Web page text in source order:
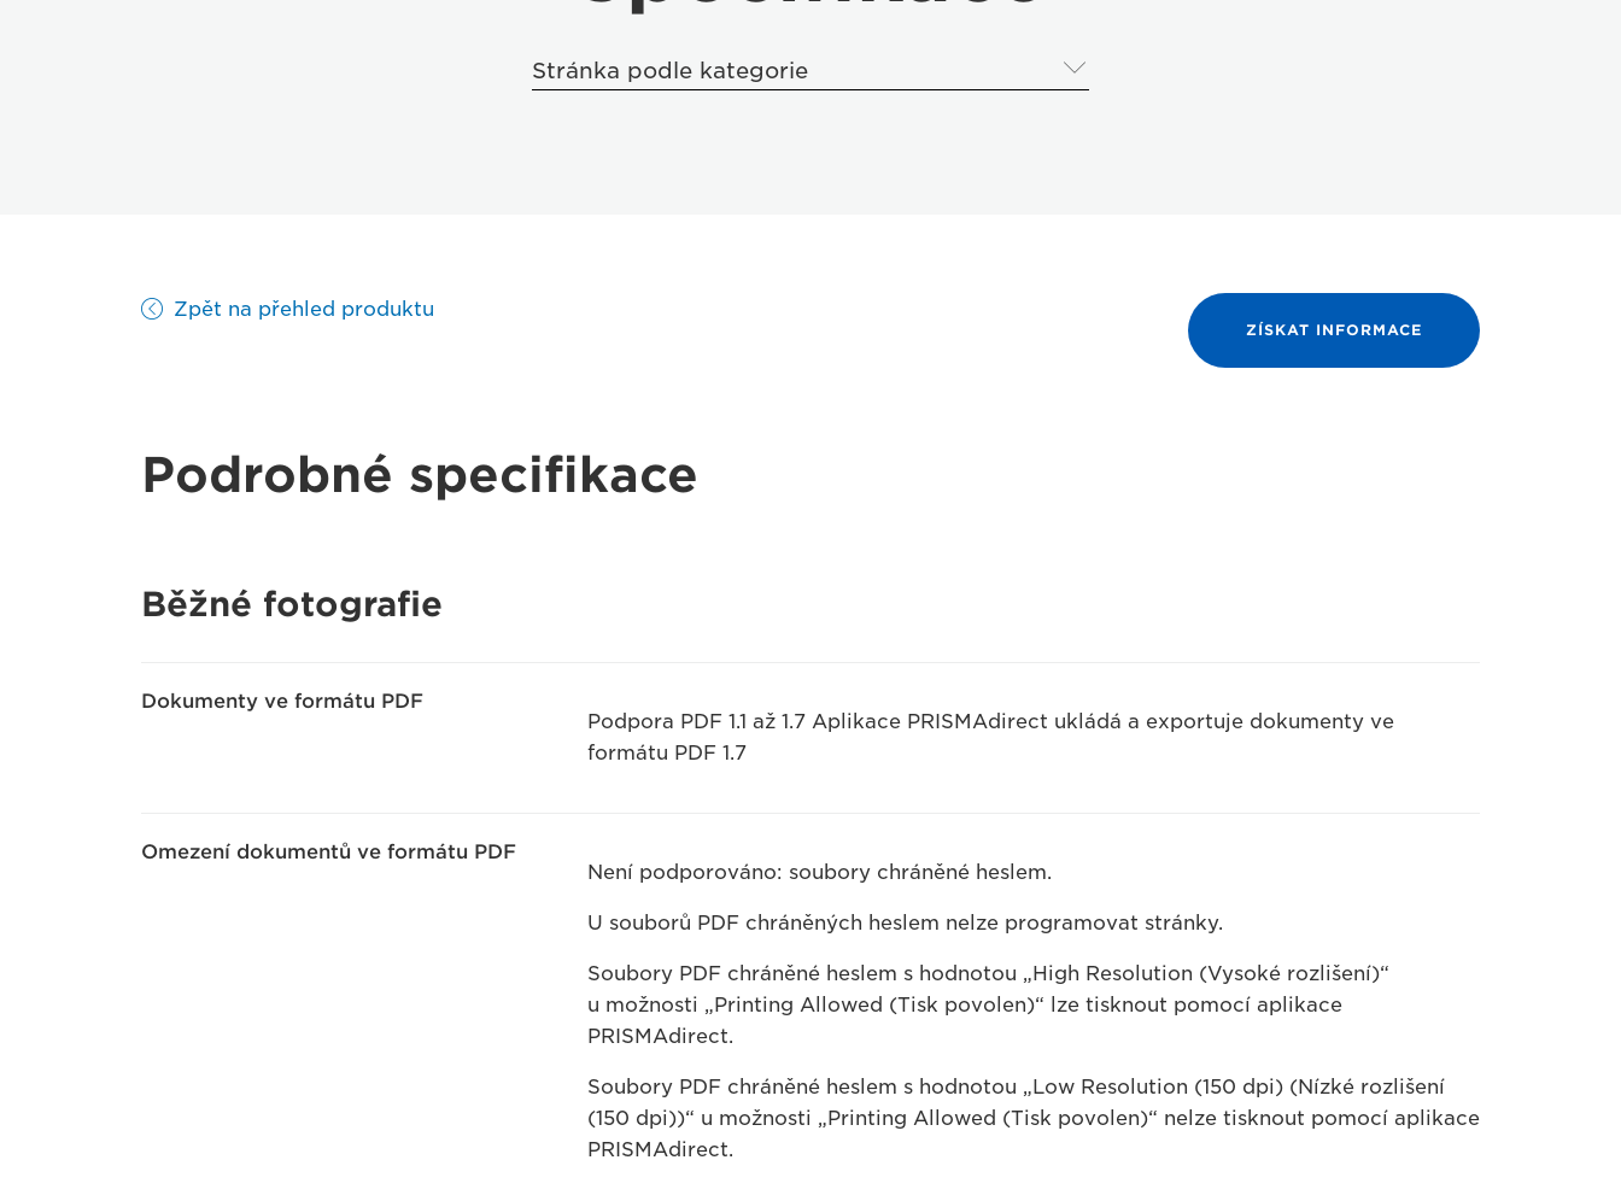
Stránka podle kategorie
Zpět na přehled produktu
ZÍSKAT INFORMACE
Podrobné specifikace
Běžné fotografie
Dokumenty ve formátu PDF
Podpora PDF 1.1 až 1.7 Aplikace PRISMAdirect ukládá a exportuje dokumenty ve
formátu PDF 1.7
Omezení dokumentů ve formátu PDF
Není podporováno: soubory chráněné heslem.
U souborů PDF chráněných heslem nelze programovat stránky.
Soubory PDF chráněné heslem s hodnotou „High Resolution (Vysoké rozlišení)“
u možnosti „Printing Allowed (Tisk povolen)“ lze tisknout pomocí aplikace
PRISMAdirect.
Soubory PDF chráněné heslem s hodnotou „Low Resolution (150 dpi) (Nízké rozlišení
(150 dpi))“ u možnosti „Printing Allowed (Tisk povolen)“ nelze tisknout pomocí aplikace
PRISMAdirect.